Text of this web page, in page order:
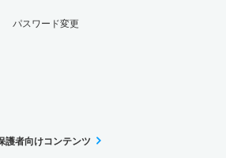
パスワード変更
護者向けコンテンツ